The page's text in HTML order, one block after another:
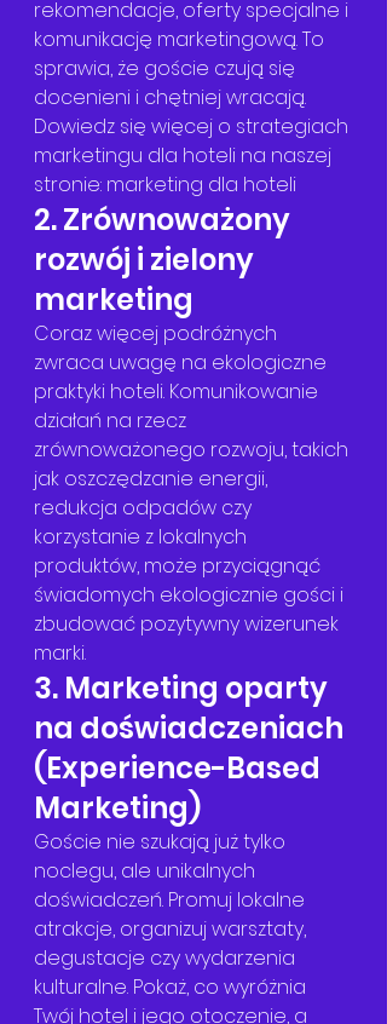
rekomendacje, oferty specjalne i
komunikację marketingową. To
sprawia, że goście czują się
docenieni i chętniej wracają.
Dowiedz się więcej o strategiach
marketingu dla hoteli na naszej
stronie: marketing dla hoteli
2. Zrównoważony
rozwój i zielony
marketing
Coraz więcej podróżnych
zwraca uwagę na ekologiczne
praktyki hoteli. Komunikowanie
działań na rzecz
zrównoważonego rozwoju, takich
jak oszczędzanie energii,
redukcja odpadów czy
korzystanie z lokalnych
produktów, może przyciągnąć
świadomych ekologicznie gości i
zbudować pozytywny wizerunek
marki.
3. Marketing oparty
na doświadczeniach
(Experience-Based
Marketing)
Goście nie szukają już tylko
noclegu, ale unikalnych
doświadczeń. Promuj lokalne
atrakcje, organizuj warsztaty,
degustacje czy wydarzenia
kulturalne. Pokaż, co wyróżnia
Twój hotel i jego otoczenie, a